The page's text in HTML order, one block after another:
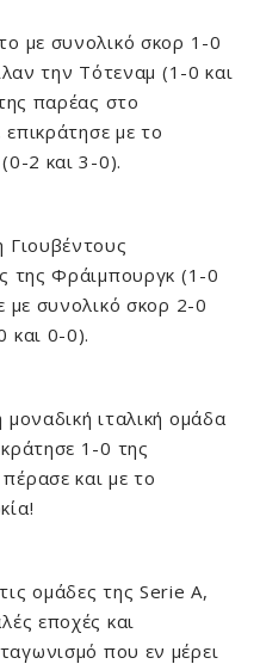
με συνολικό σκορ 1-0
την Τότεναμ (1-0 και
παρέας στο
με το
2 και 3-0).
της Φράιμπουργκ (1-0
συνολικό σκορ 2-0
και 0-0).
ιταλική ομάδα
1-0 της
και με το
ομάδες της Serie A,
εποχές και
που εν μέρει